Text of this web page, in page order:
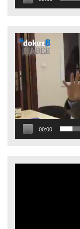
Video
oynatıcı
00:00